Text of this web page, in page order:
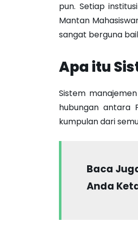
pun. Setiap
Mantan
sangat berguna
Apa itu
Sistem
hubungan antara
kumpulan dari
Baca
Anda